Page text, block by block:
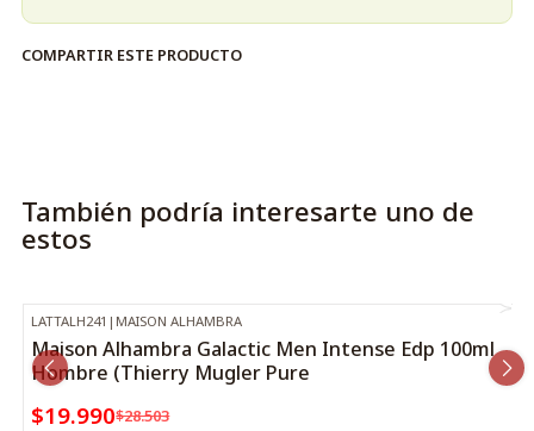
COMPARTIR ESTE PRODUCTO
También podría interesarte uno de
estos
-30% OFF
LATTALH241 | MAISON ALHAMBRA
Maison Alhambra Galactic Men Intense Edp 100ml
Hombre (Thierry Mugler Pure
$19.990$28.503